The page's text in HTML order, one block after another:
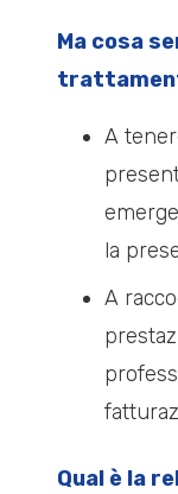
Ma cosa
A
la
A
Qual è la